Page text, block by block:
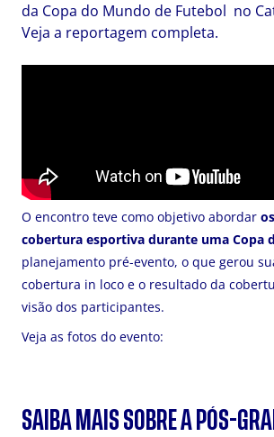
da Copa do Mundo de Futebol no
Veja a reportagem completa.
O encontro teve como objetivo abordar
cobertura esportiva durante uma Copa
planejamento pré-evento, o que gerou
cobertura in loco e o resultado da
visão dos participantes.
Veja as fotos do evento:
SAIBA MAIS SOBRE A PÓS-